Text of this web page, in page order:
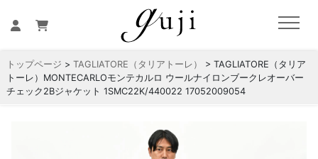
トップページ > TAGLIATORE（タリアトーレ）
> TAGLIATORE（タリア
トーレ）MONTECARLOモンテカルロ ウールナイロンブークレオーバー
チェック2Bジャケット 1SMC22K/440022 17052009054